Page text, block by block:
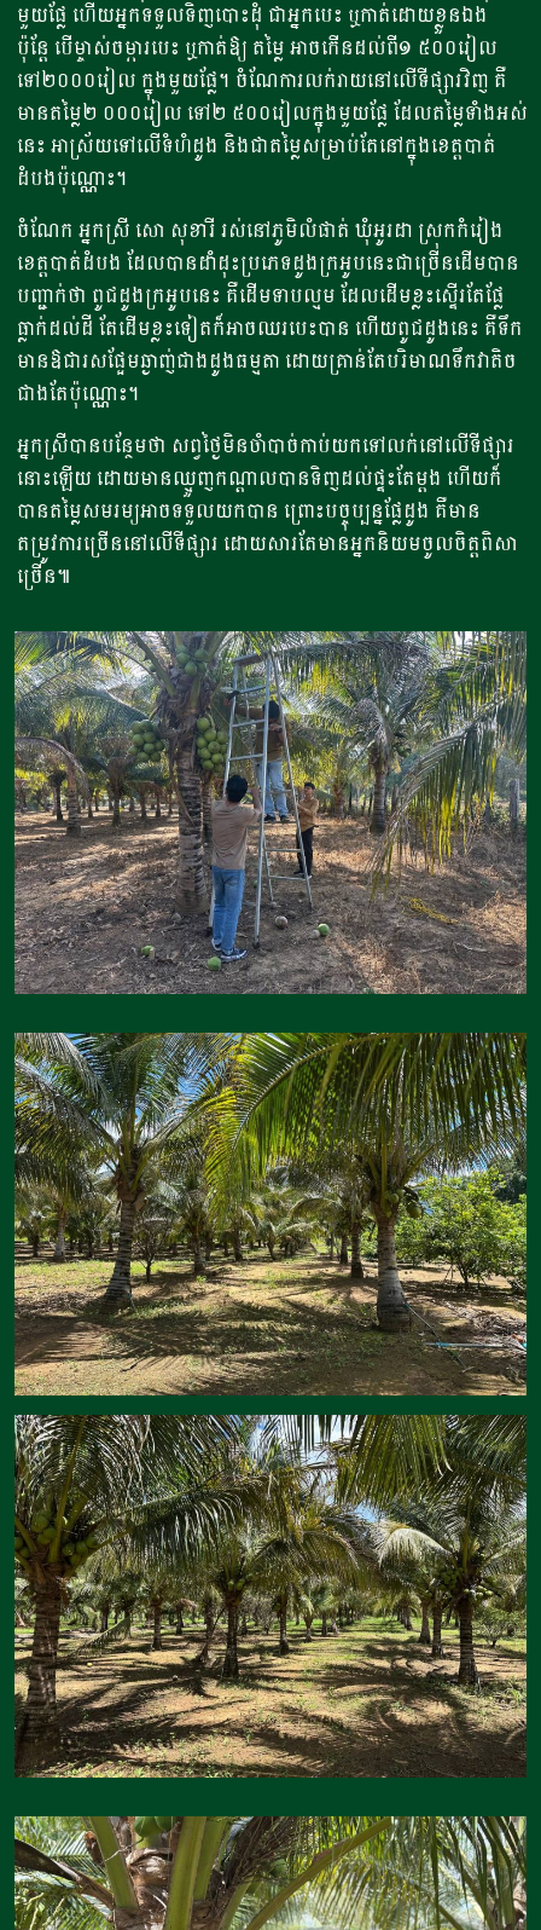
មួយផ្លែ ហើយអ្នកទទួលទិញបោះដុំ ជាអ្នកបេះ ឬកាត់ដោយខ្លួនឯង
ប៉ុន្តែ បើម្ចាស់ចម្ការបេះ ឬកាត់ឱ្យ តម្លៃ អាចកើនដល់ពី១ ៥០០រៀល
ទៅ២០០០រៀល ក្នុងមួយផ្លែ។ ចំណែការលក់រាយនៅលើទីផ្សារវិញ គឺ
មានតម្លៃ២ ០០០រៀល ទៅ២ ៥០០រៀលក្នុងមួយផ្លែ ដែលតម្លៃទាំងអស់
នេះ អាស្រ័យទៅលើទំហំដូង និងជាតម្លៃសម្រាប់តែនៅក្នុងខេត្តបាត់
ដំបងប៉ុណ្ណោះ។
ចំណែក អ្នកស្រី សោ សុខារី រស់នៅភូមិលំផាត់ ឃុំអូរដា ស្រុកកំរៀង
ខេត្តបាត់ដំបង ដែលបានដាំដុះប្រភេទដូងក្រអូបនេះជាច្រើនដើមបាន
បញ្ជាក់ថា ពូជដូងក្រអូបនេះ គឺដើមទាបល្មម ដែលដើមខ្លះស្ទើរតែផ្លែ
ធ្លាក់ដល់ដី តែដើមខ្លះទៀតក៏អាចឈរបេះបាន ហើយពូជដូងនេះ គឺទឹក
មានឱជារសផ្អែមឆ្ងាញ់ជាងដូងធម្មតា ដោយគ្រាន់តែបរិមាណទឹកវាតិច
ជាងតែប៉ុណ្ណោះ។
អ្នកស្រីបានបន្ថែមថា សព្វថ្ងៃមិនចាំបាច់កាប់យកទៅលក់នៅលើទីផ្សារ
នោះឡើយ ដោយមានឈ្មួញកណ្ដាលបានទិញដល់ផ្ទះតែម្ដង ហើយក៏
បានតម្លៃសមរម្យអាចទទួលយកបាន ព្រោះបច្ចុប្បន្នផ្លែដូង គឺមាន
តម្រូវការច្រើននៅលើទីផ្សារ ដោយសារតែមានអ្នកនិយមចូលចិត្តពិសា
ច្រើន៕